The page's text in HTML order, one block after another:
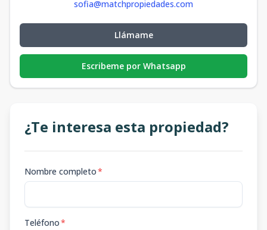
sofia@matchpropiedades.com
Llámame
Escribeme por Whatsapp
¿Te interesa esta propiedad?
Nombre completo*
Teléfono*